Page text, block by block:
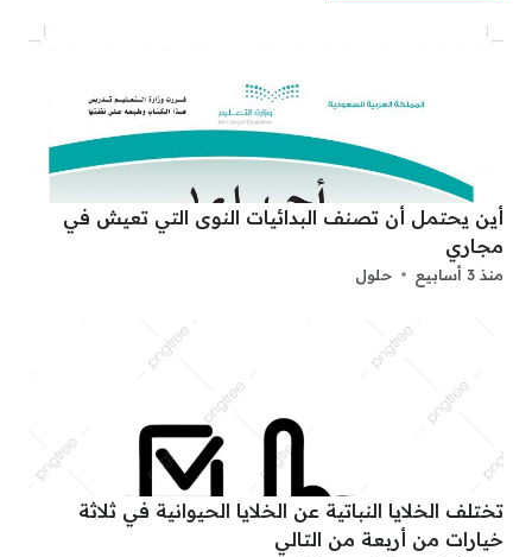
أين يحتمل أن تصنف البدائيات النوى التي تعيش في
مجاري
منذ 3 أسابيع حلول
تختلف الخلايا النباتية عن الخلايا الحيوانية في ثلاثة
خيارات من أربعة من التالي